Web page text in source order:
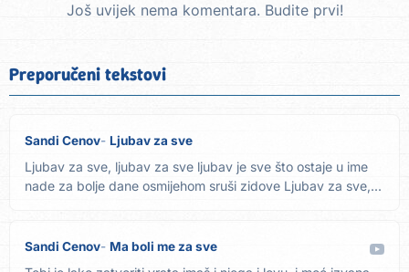
Još uvijek nema komentara. Budite prvi!
Preporučeni tekstovi
Sandi Cenov Ljubav za sve
Ljubav za sve, ljubav za sve ljubav je sve što ostaje u ime
nade za bolje dane osmijehom sruši zidove Ljubav za sve,...
Sandi Cenov Ma boli me za sve